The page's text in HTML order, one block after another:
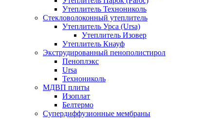
Утеплитель Технониколь
Стекловолоконный утеплитель
Утеплитель Урса (Ursa)
Утеплитель Изовер
Утеплитель Кнауф
Экструдированный пенополистирол
Пеноплэкс
Ursa
Технониколь
МДВП плиты
Изоплат
Белтермо
Супердиффузионные мембраны